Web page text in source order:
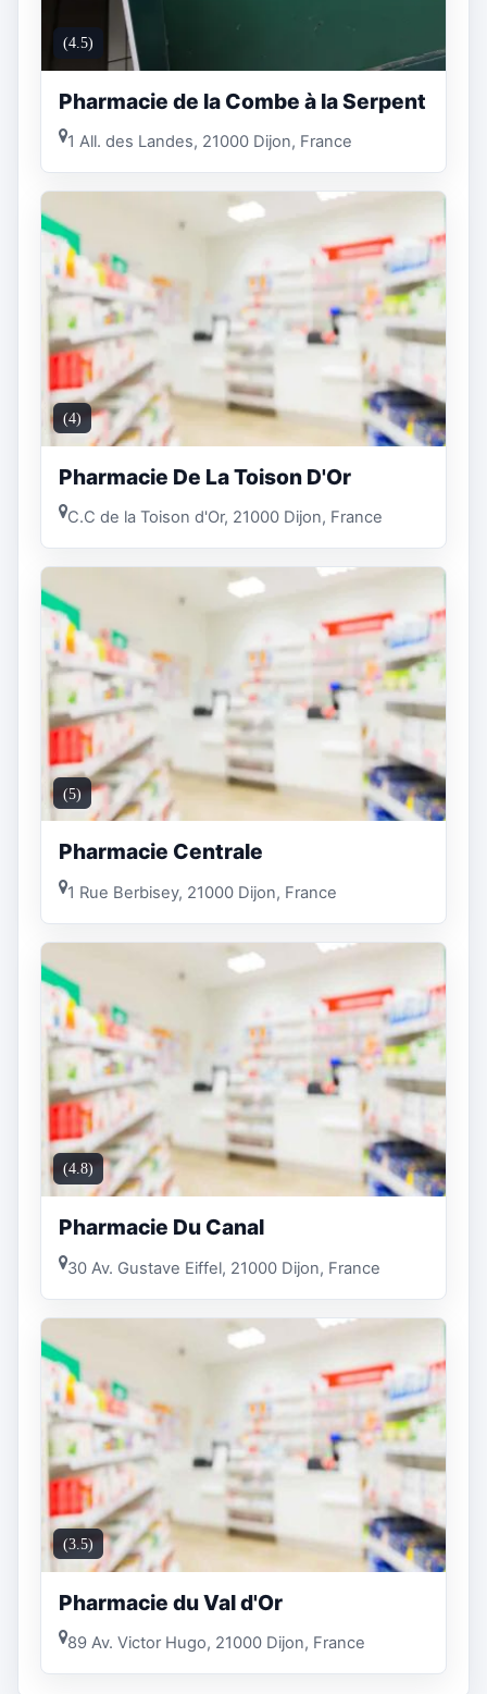
(4.5)
Pharmacie de la Combe à la Serpent
1 All. des Landes, 21000 Dijon, France
(4)
Pharmacie De La Toison D'Or
C.C de la Toison d'Or, 21000 Dijon, France
(5)
Pharmacie Centrale
1 Rue Berbisey, 21000 Dijon, France
(4.8)
Pharmacie Du Canal
30 Av. Gustave Eiffel, 21000 Dijon, France
(3.5)
Pharmacie du Val d'Or
89 Av. Victor Hugo, 21000 Dijon, France